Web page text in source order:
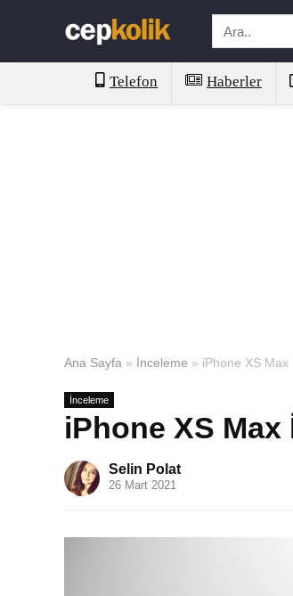
Telefon Haberler
Ana Sayfa » İnceleme » iPhone XS Max
İnceleme
iPhone XS Max
Selin Polat
26 Mart 2021